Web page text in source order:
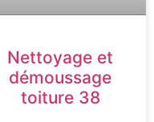
Nettoyage et
démoussage
toiture 38